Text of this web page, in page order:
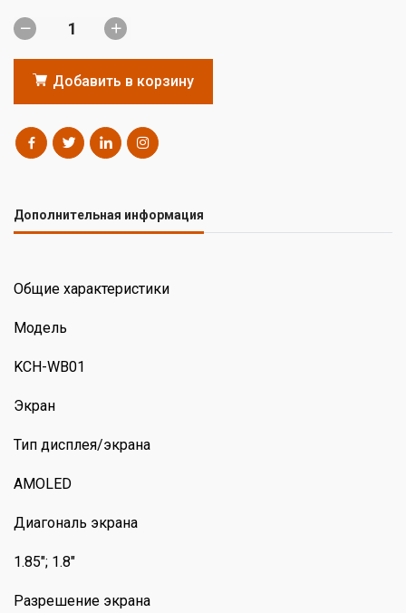
Добавить в корзину
Дополнительная информация
Общие характеристики
Модель
KCH-WB01
Экран
Тип дисплея/экрана
AMOLED
Диагональ экрана
1.85"; 1.8"
Разрешение экрана